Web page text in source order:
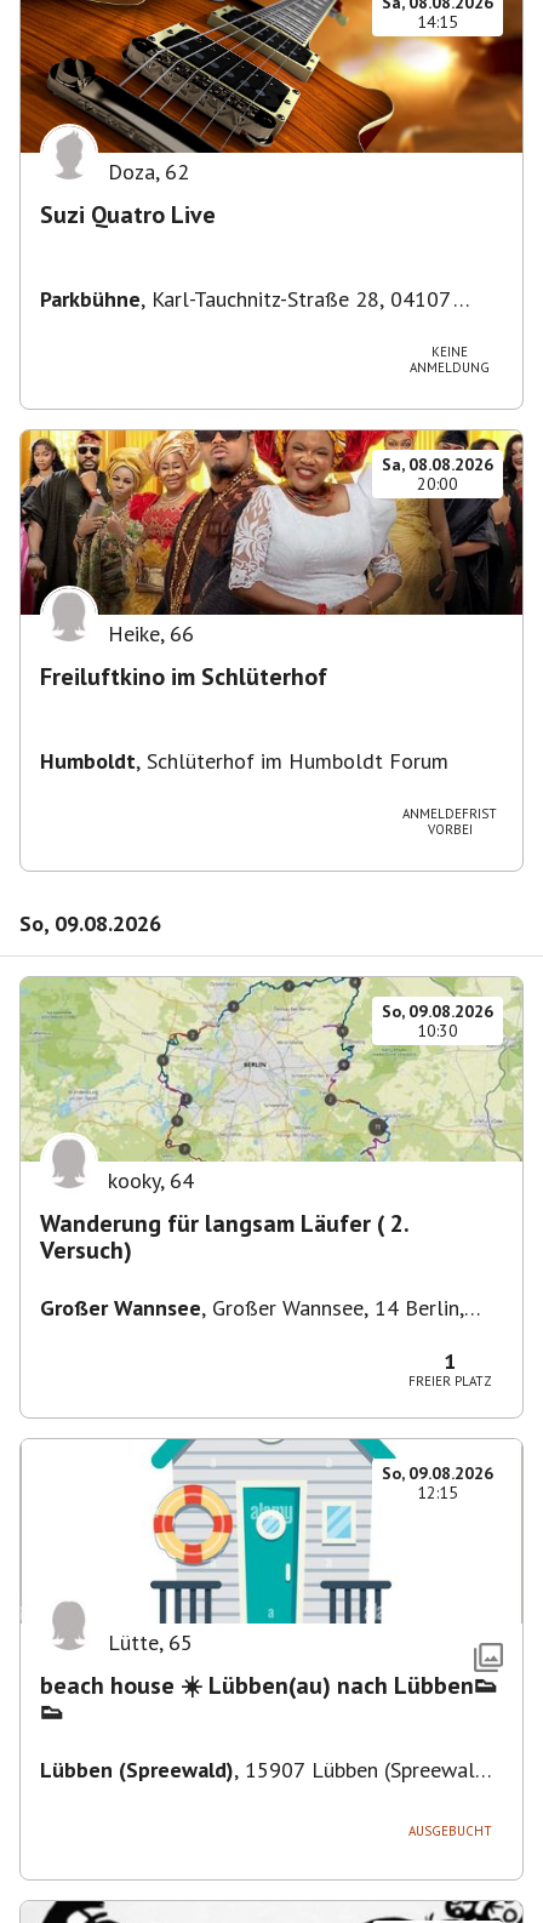
14:15
Doza, 62
Suzi Quatro Live
Parkbühne, Karl-Tauchnitz-Straße 28, 04107
KEINE
ANMELDUNG
Sa, 08.08.2026
20:00
Heike, 66
Freiluftkino im Schlüterhof
Humboldt, Schlüterhof im Humboldt Forum
ANMELDEFRIST
VORBEI
So, 09.08.2026
So, 09.08.2026
10:30
kooky, 64
Wanderung für langsam Läufer ( 2.
Versuch)
Großer Wannsee, Großer Wannsee, 14 Berlin,
1
FREIER PLATZ
So, 09.08.2026
12:15
Lütte, 65
beach house ☀️ Lübben(au) nach Lübben👟
👟
Lübben (Spreewald), 15907 Lübben (Spreewald),
AUSGEBUCHT